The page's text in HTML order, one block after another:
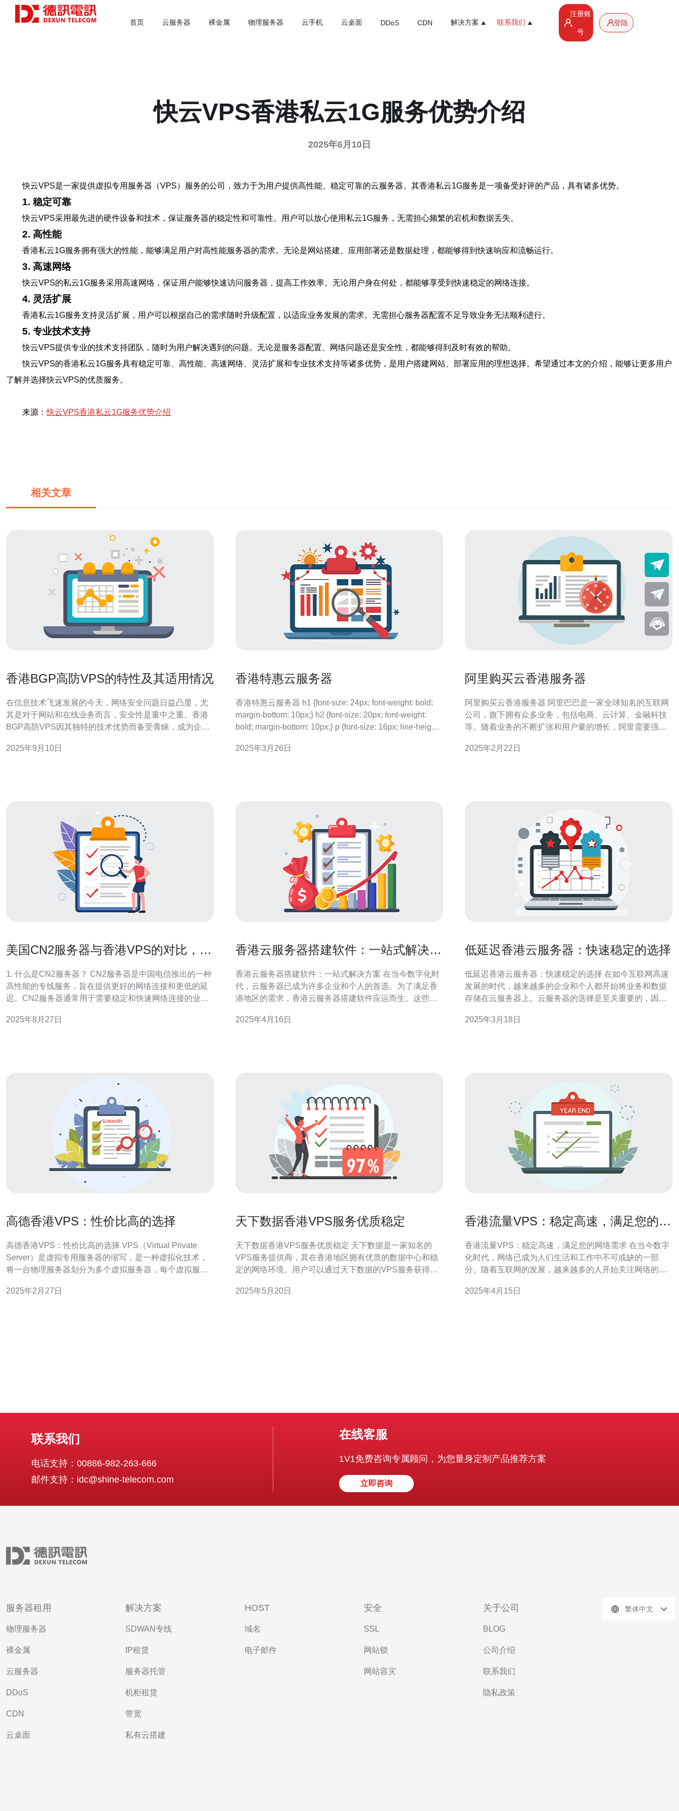
首页 云服务器 裸金属 物理服务器 云手机 云桌面 DDoS CDN 解决方案 联系我们
注册账
号
登陆
快云VPS香港私云1G服务优势介绍
2025年6月10日
快云VPS是一家提供虚拟专用服务器（VPS）服务的公司，致力于为用户提供高性能、稳定可靠的云服务器。其香港私云1G服务是一项备受好评的产品，具有诸多优势。
1. 稳定可靠
快云VPS采用最先进的硬件设备和技术，保证服务器的稳定性和可靠性。用户可以放心使用私云1G服务，无需担心频繁的宕机和数据丢失。
2. 高性能
香港私云1G服务拥有强大的性能，能够满足用户对高性能服务器的需求。无论是网站搭建、应用部署还是数据处理，都能够得到快速响应和流畅运行。
3. 高速网络
快云VPS的私云1G服务采用高速网络，保证用户能够快速访问服务器，提高工作效率。无论用户身在何处，都能够享受到快速稳定的网络连接。
4. 灵活扩展
香港私云1G服务支持灵活扩展，用户可以根据自己的需求随时升级配置，以适应业务发展的需求。无需担心服务器配置不足导致业务无法顺利进行。
5. 专业技术支持
快云VPS提供专业的技术支持团队，随时为用户解决遇到的问题。无论是服务器配置、网络问题还是安全性，都能够得到及时有效的帮助。
快云VPS的香港私云1G服务具有稳定可靠、高性能、高速网络、灵活扩展和专业技术支持等诸多优势，是用户搭建网站、部署应用的理想选择。希望通过本文的介绍，能够让更多用户
了解并选择快云VPS的优质服务。
来源：快云VPS香港私云1G服务优势介绍
相关文章
香港BGP高防VPS的特性及其适用情况
在信息技术飞速发展的今天，网络安全问题日益凸显，尤
其是对于网站和在线业务而言，安全性是重中之重。香港
BGP高防VPS因其独特的技术优势而备受青睐，成为企业
VPS的特性及其适用情况，帮助您做出更明智的选择。 首
2025年9月10日
香港特惠云服务器
香港特惠云服务器 h1 {font-size: 24px; font-weight: bold;
margin-bottom: 10px;} h2 {font-size: 20px; font-weight:
bold; margin-bottom: 10px;} p {font-size: 16px; line-height:
2025年3月26日
阿里购买云香港服务器
阿里购买云香港服务器 阿里巴巴是一家全球知名的互联网
公司，旗下拥有众多业务，包括电商、云计算、金融科技
等。随着业务的不断扩张和用户量的增长，阿里需要强大
候，阿里考虑到云香港服务器具有以下优势： 地理位置优
2025年2月22日
美国CN2服务器与香港VPS的对比，哪
1. 什么是CN2服务器？ CN2服务器是中国电信推出的一种
高性能的专线服务，旨在提供更好的网络连接和更低的延
迟。CN2服务器通常用于需要稳定和快速网络连接的业
线路，CN2服务器通过优化的网络架构，能够有效减少数
2025年8月27日
香港云服务器搭建软件：一站式解决方
香港云服务器搭建软件：一站式解决方案 在当今数字化时
代，云服务器已成为许多企业和个人的首选。为了满足香
港地区的需求，香港云服务器搭建软件应运而生。这些软
务器。 香港云服务器搭建软件具有以下优势：
2025年4月16日
低延迟香港云服务器：快速稳定的选择
低延迟香港云服务器：快速稳定的选择 在如今互联网高速
发展的时代，越来越多的企业和个人都开始将业务和数据
存储在云服务器上。云服务器的选择是至关重要的，因为
服务器的优势，特别是其低延迟特性，为用户提供了快速
2025年3月18日
高德香港VPS：性价比高的选择
高德香港VPS：性价比高的选择 VPS（Virtual Private
Server）是虚拟专用服务器的缩写，是一种虚拟化技术，
将一台物理服务器划分为多个虚拟服务器，每个虚拟服务
度和性能，是网站建设、应用开发和数据存储的理想选
2025年2月27日
天下数据香港VPS服务优质稳定
天下数据香港VPS服务优质稳定 天下数据是一家知名的
VPS服务提供商，其在香港地区拥有优质的数据中心和稳
定的网络环境。用户可以通过天下数据的VPS服务获得高
2025年5月20日
香港流量VPS：稳定高速，满足您的网
香港流量VPS：稳定高速，满足您的网络需求 在当今数字
化时代，网络已成为人们生活和工作中不可或缺的一部
分。随着互联网的发展，越来越多的人开始关注网络的速
需要稳定网络连接的企业和个人用户来说，选择一种高速
2025年4月15日
联系我们
电话支持：00886-982-263-666
邮件支持：idc@shine-telecom.com
在线客服
1V1免费咨询专属顾问，为您量身定制产品推荐方案
立即咨询
服务器租用
物理服务器
裸金属
云服务器
DDoS
CDN
云桌面
解决方案
SDWAN专线
IP租赁
服务器托管
机柜租赁
带宽
私有云搭建
HOST
域名
电子邮件
安全
SSL
网站锁
网站容灾
关于公司
BLOG
公司介绍
联系我们
隐私政策
繁体中文